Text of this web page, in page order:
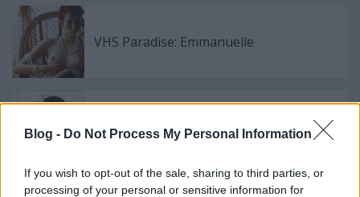
Blog - Do Not Process My Personal Information
If you wish to opt-out of the sale, sharing to third parties, or
processing of your personal or sensitive information for
VHS Paradise: Emmanuelle
Paletta 2: Russ Nicholson